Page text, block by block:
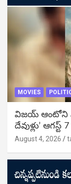
MOVIES
విజ‌య్ ఆంటోని
దేవుళ్లు’
August 4, 2026